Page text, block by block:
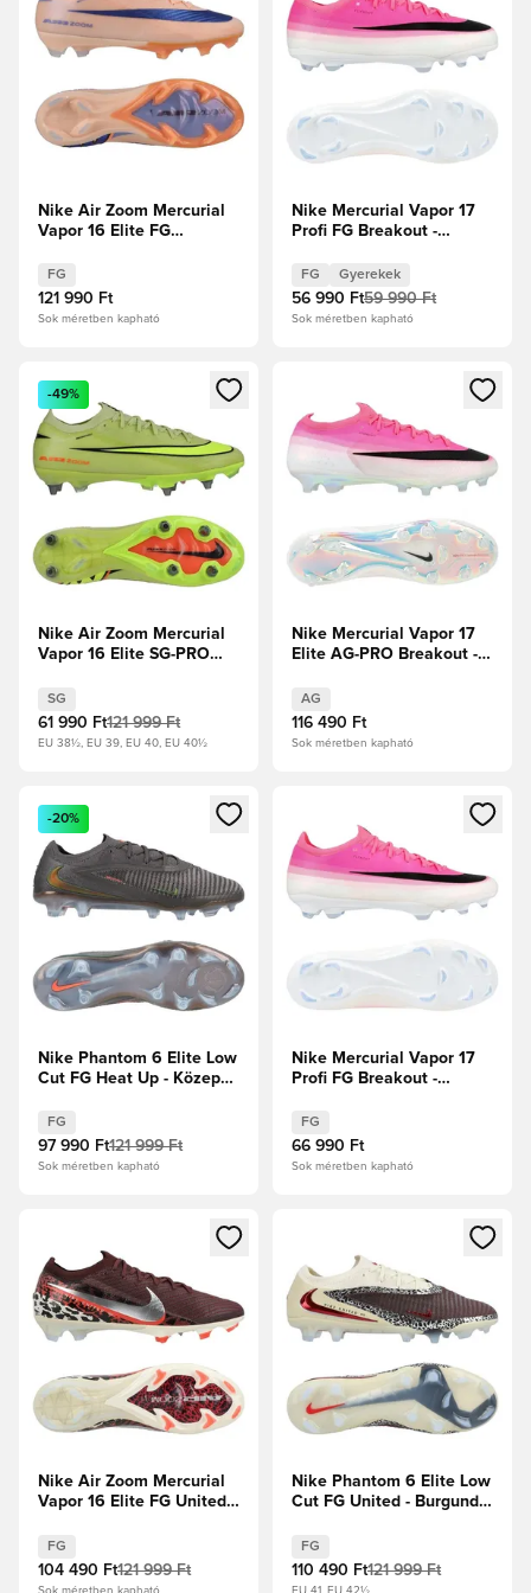
Nike Air Zoom Mercurial
Vapor 16 Elite FG
Pulse/Royal Pulse
FG
121 990 Ft
Sok méretben kapható
Nike Mercurial Vapor 17
Profi FG Breakout -
rózsaszín Gyerek
FG Gyerekek
56 990 Ft59 990 Ft
Sok méretben kapható
Megnyit egy modált a bejelentkezéshez vagy a tagként
-49%
Nike Air Zoom Mercurial
Vapor 16 Elite SG-PRO
Reflektorfényben/Volt/Hyper
Crimson
SG
61 990 Ft121 999 Ft
EU 38½, EU 39, EU 40, EU 40½
Megnyit egy modált a
Nike Mercurial Vapor 17
Elite AG-PRO Breakout -
AG
116 490 Ft
Sok méretben kapható
Megnyit egy modált a bejelentkezéshez vagy a tagként
-20%
Nike Phantom 6 Elite Low
Cut FG Heat Up - Közepes
Borostyán/Fekete
FG
97 990 Ft121 999 Ft
Sok méretben kapható
Megnyit egy modált a
Nike Mercurial Vapor 17
Profi FG Breakout -
FG
66 990 Ft
Sok méretben kapható
Megnyit egy modált a bejelentkezéshez vagy a tagként
Nike Air Zoom Mercurial
Vapor 16 Elite FG United -
ezüst/Univerzális
Piros/Fossil
FG
104 490 Ft121 999 Ft
Sok méretben kapható
Megnyit egy modált a
Nike Phantom 6 Elite Low
Cut FG United - Burgundy
Piros/Fossil
FG
110 490 Ft121 999 Ft
EU 41, EU 42½